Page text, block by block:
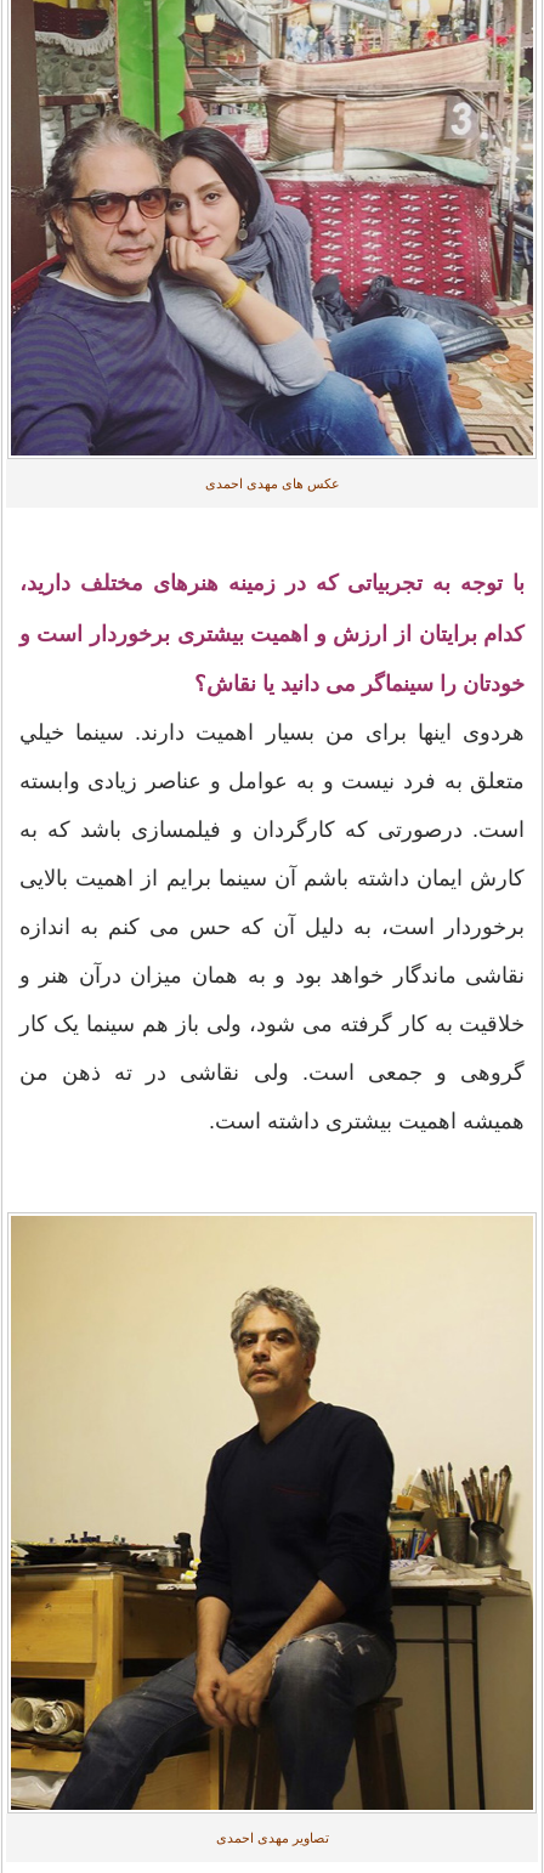
عکس های مهدی احمدی
با توجه به تجربیاتی که در زمینه هنرهای مختلف دارید،
کدام برایتان از ارزش و اهمیت بیشتری برخوردار است و
خودتان را سینماگر می دانید یا نقاش؟
هردوی اینها برای من بسیار اهمیت دارند. سینما خيلي
متعلق به فرد نیست و به عوامل و عناصر زیادی وابسته
است. درصورتی که کارگردان و فیلمسازی باشد که به
کارش ایمان داشته باشم آن سینما برایم از اهمیت بالایی
برخوردار است، به دلیل آن که حس می کنم به اندازه
نقاشی ماندگار خواهد بود و به همان میزان درآن هنر و
خلاقیت به کار گرفته می شود، ولی باز هم سینما یک کار
گروهی و جمعی است. ولی نقاشی در ته ذهن من
همیشه اهمیت بیشتری داشته است.
تصاویر مهدی احمدی